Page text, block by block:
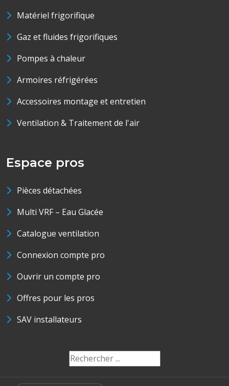
Matériel frigorifique
Gaz et fluides frigorifiques
Pompes à chaleur
Armoires réfrigérées
Accessoires montage et entretien
Ventilation & Traitement de l'air
Espace pros
Pièces détachées
Multi VRF – Eau Glacée
Catalogue ventilation
Connexion compte pro
Ouvrir un compte pro
Offres pour les pros
SAV installateurs